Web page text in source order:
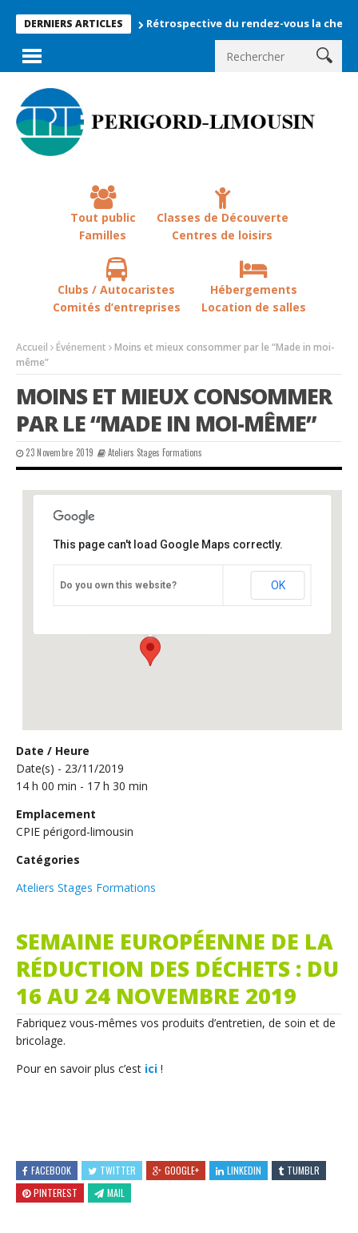
DERNIERS ARTICLESRétrospective du rendez-vous la chevêche
Tout public
Familles
Classes de Découverte
Centres de loisirs
Clubs / Autocaristes
Comités d’entreprises
Hébergements
Location de salles
Accueil Événement
Moins et mieux consommer par le “Made in moi-
même”
MOINS ET MIEUX CONSOMMER
PAR LE “MADE IN MOI-MÊME”
23 Novembre 2019 Ateliers Stages Formations
CPIE périgord-limousin
Événements
This page can't load Google Maps correctly.
Do you own this website? OK
Date / Heure
Date(s) - 23/11/2019
14 h 00 min - 17 h 30 min
Emplacement
CPIE périgord-limousin
Catégories
Ateliers Stages Formations
SEMAINE EUROPÉENNE DE LA
RÉDUCTION DES DÉCHETS : DU
16 AU 24 NOVEMBRE 2019
Fabriquez vous-mêmes vos produits d’entretien, de soin et de
bricolage.
Pour en savoir plus c’est ici !
FACEBOOK TWITTER GOOGLE+ LINKEDIN
TUMBLR
PINTEREST
MAIL